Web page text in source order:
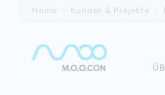
Home Kunden & Projekte